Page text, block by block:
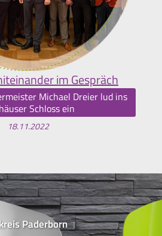
im Gespräch
Michael Dreier lud ins
Schloss ein
18.11.2022
Paderborn